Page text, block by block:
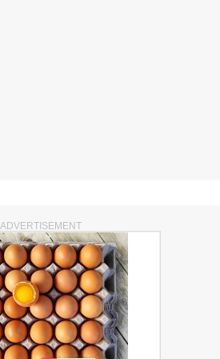
ADVERTISEMENT